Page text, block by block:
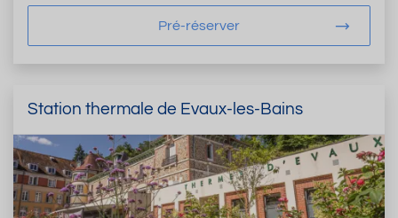
Pré-réserver
Station thermale de Evaux-les-Bains